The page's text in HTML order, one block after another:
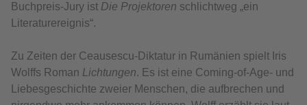
Buchpreis-Jury ist Die Projektoren schlichtweg „ein
Literaturereignis“.
Zu Zeiten der Ceausescu-Diktatur in Rumänien spielt Iris
Wolffs Roman Lichtungen. Es ist eine Coming-of-Age- und
Liebesgeschichte zweier Menschen, die aufbrechen und